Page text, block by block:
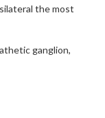
the most
ganglion,